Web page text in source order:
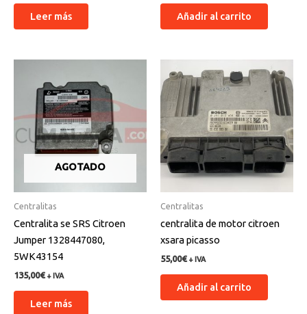
Leer más Añadir al carrito
AGOTADO
Centralitas
Centralita se SRS Citroen
Jumper 1328447080,
5WK43154
135,00€ + IVA
Leer más
Centralitas
centralita de motor citroen
xsara picasso
55,00€ + IVA
Añadir al carrito